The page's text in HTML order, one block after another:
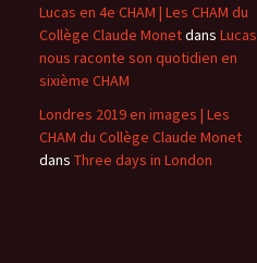
Lucas en 4e CHAM | Les CHAM du
Collège Claude Monetdans Lucas
nous raconte son quotidien en
sixième CHAM
Londres 2019 en images | Les
CHAM du Collège Claude Monet
dans Three days in London